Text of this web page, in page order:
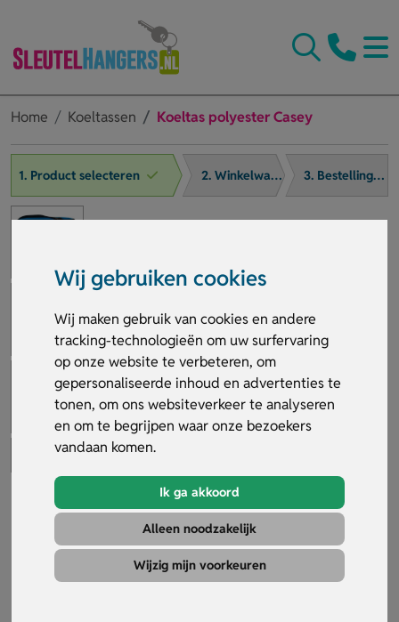
Wij gebruiken cookies
Wij maken gebruik van cookies en andere
tracking-technologieën om uw surfervaring
op onze website te verbeteren, om
gepersonaliseerde inhoud en advertenties te
tonen, om ons websiteverkeer te analyseren
en om te begrijpen waar onze bezoekers
vandaan komen.
Ik ga akkoord
Alleen noodzakelijk
Wijzig mijn voorkeuren
Home Koeltassen Koeltas polyester Casey
1. Product selecteren 2. Winkelwagen 3. Bestelling afronden
Koeltas polyester Casey
Artikelnummer: 37292
De koeltas polyester Casey is je praktische